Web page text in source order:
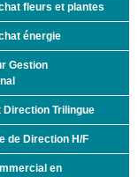
fleurs et plantes
énergie
Gestion
Trilingue
de Direction H/F
en